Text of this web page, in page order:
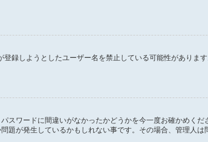
録しようとしたユーザー名を禁止している可能性がありま
スワードに間違いがなかったかどうかを今一度お確かめく
が発生しているかもしれない事です。その場合、管理人は